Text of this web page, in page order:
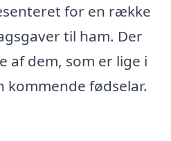
for en række
til ham. Der
af dem, som er lige i
fødselar.